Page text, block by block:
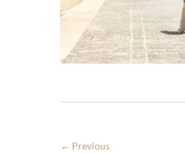
← Previous